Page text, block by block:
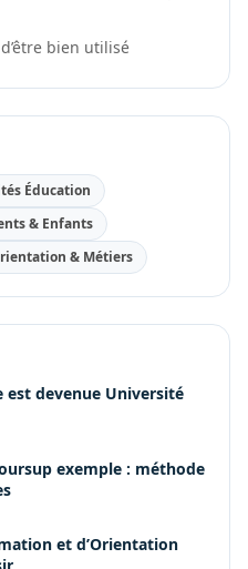
bien utilisé
Éducation
& Enfants
& Métiers
est devenue Université
exemple : méthode
et d’Orientation